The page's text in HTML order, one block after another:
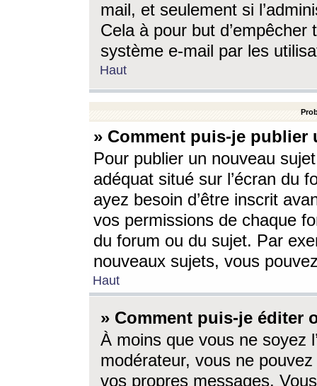
mail, et seulement si
Cela à pour but
système e-mail par les
Haut
» Comment puis-je
Pour publier un nouveau
adéquat situé sur l’écran du
ayez besoin d’être inscrit
vos permissions de chaque
du forum ou du sujet. Par
nouveaux sujets, vous
Haut
» Comment puis-je éditer
À moins que vous ne soyez
modérateur, vous ne
vos propres messages.